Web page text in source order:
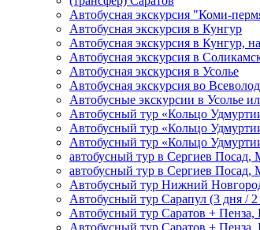
Автобусная экскурсия "Коми-
Автобусная экскурсия в Кунгур
Автобусная экскурсия в Кунгур,
Автобусная экскурсия в
Автобусная экскурсия в Усолье
Автобусная экскурсия во
Автобусные экскурсии в Усолье
Автобусный тур «Кольцо
Автобусный тур «Кольцо
Автобусный тур «Кольцо
автобусный тур в Сергиев Посад,
автобусный тур в Сергиев Посад,
Автобусный тур Нижний
Автобусный тур Сарапул (3 дня /
Автобусный тур Саратов + Пенза,
Автобусный тур Саратов +